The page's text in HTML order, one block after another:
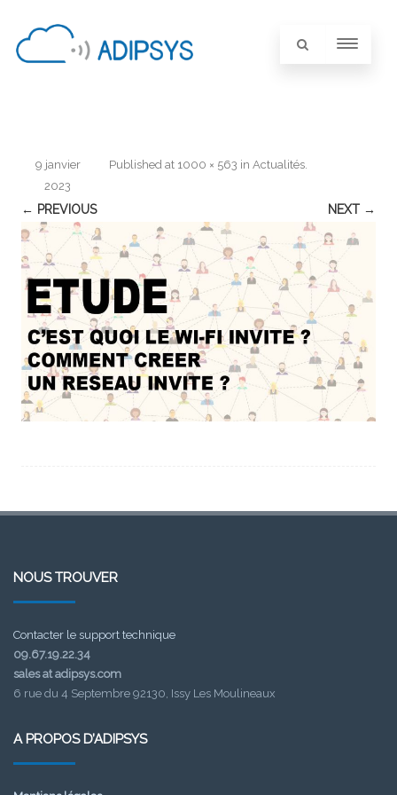
Published
9 janvier
2023
at 1000 × 563 in Actualités.
← PREVIOUS NEXT →
NOUS TROUVER
Contacter le support technique
09.67.19.22.34
sales at adipsys.com
6 rue du 4 Septembre 92130, Issy Les Moulineaux
A PROPOS D’ADIPSYS